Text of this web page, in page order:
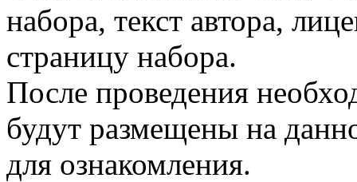
набора, текст автора,
страницу набора.
После проведения
будут размещены на
для ознакомления.